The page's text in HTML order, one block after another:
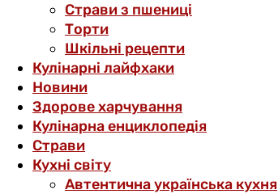
Страви з пшениці
Торти
Шкільні рецепти
Кулінарні лайфхаки
Новини
Здорове харчування
Кулінарна енциклопедія
Страви
Кухні світу
Автентична українська кухня